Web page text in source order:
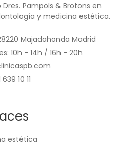
Pampols & Brotons en
y medicina estética.
Majadahonda Madrid
10h - 14h / 16h - 20h
639 10 11
estética